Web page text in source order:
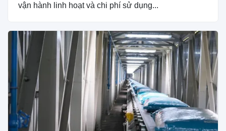
vận hành linh hoạt và chi phí sử dụng...